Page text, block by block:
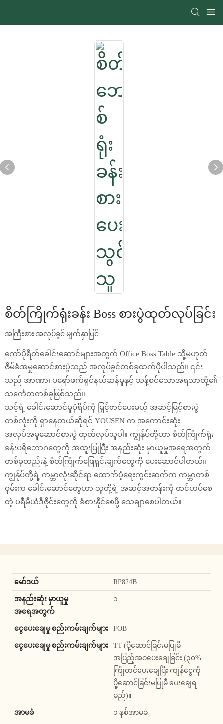
စိတ်ကြိုက်ရုံးခန်း Boss စားပွဲထုတ်လုပ်ခြင်း
အကြီးစား အလုပ်ခွင် မျက်နှာပြင်
ကော်ပိုရိတ်ခေါင်းဆောင်များအတွက် Office Boss Table သို့မဟုတ်
ဇိမ်ခံအမှုဆောင်စားပွဲသည် အလုပ်ခွင်တစ်ခုထက်ပိုပါသည်။ ၎င်း
သည် အာဏာ၊ ပရော်ဖက်ရှင်နယ်ဆန်မှုနှင့် သန့်စင်သောအရသာတို့၏
သင်္ကေတတစ်ခုဖြစ်သည်။
သင့်ရဲ့ ခေါင်းဆောင်မှုပုံရိပ်ကို မြှင့်တင်ပေးမယ့် အဆင့်မြင့်စားပွဲ
တစ်လုံးကို ရှာနေတယ်ဆိုရင် YOUSEN က အကောင်းဆုံး
အလုပ်အမှုဆောင်စားပွဲ ထုတ်လုပ်သူပါ။ ကျွန်ုပ်တို့ဟာ စိတ်ကြိုက်ရုံး
ခန်းပရိဘောဂတွေကို အထူးပြုပြီး အနည်းဆုံး မှာယူမှုအရေအတွက်
တစ်ခုတည်းနဲ့ စိတ်ကြိုက်ဖြေရှင်းချက်တွေကို ပေးဆောင်ပါတယ်။
ကျွန်ုပ်တို့ရဲ့ ကမ္ဘာလုံးဆိုင်ရာ ထောက်ပံ့ရေးကွင်းဆက်က ကမ္ဘာတစ်
ဝှမ်းက ခေါင်းဆောင်တွေဟာ သူတို့ရဲ့ အဆင့်အတန်းကို ထင်ဟပ်စေ
တဲ့ ပရီမီယံဒီဇိုင်းတွေကို ခံစားနိုင်စေဖို့ သေချာစေပါတယ်။
မော်ဒယ် RP824B
အနည်းဆုံး မှာယူမှု
အရေအတွက်
၁
ငွေပေးချေမှု စည်းကမ်းချက်များ FOB
ငွေပေးချေမှု စည်းကမ်းချက်များ
TT (ပို့ဆောင်ခြင်းမပြုမီ
အပြည့်အဝပေးချေခြင်း (၃၀%
ကြိုတင်ပေးချေပြီး ကျန်ငွေကို
ပို့ဆောင်ခြင်းမပြုမီ ပေးချေရ
မည်)။
အာမခံ ၁ နှစ်အာမခံ